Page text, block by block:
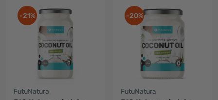
-21%
FutuNatura
-20%
FutuNatura